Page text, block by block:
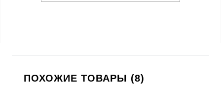
ПОХОЖИЕ ТОВАРЫ (8)